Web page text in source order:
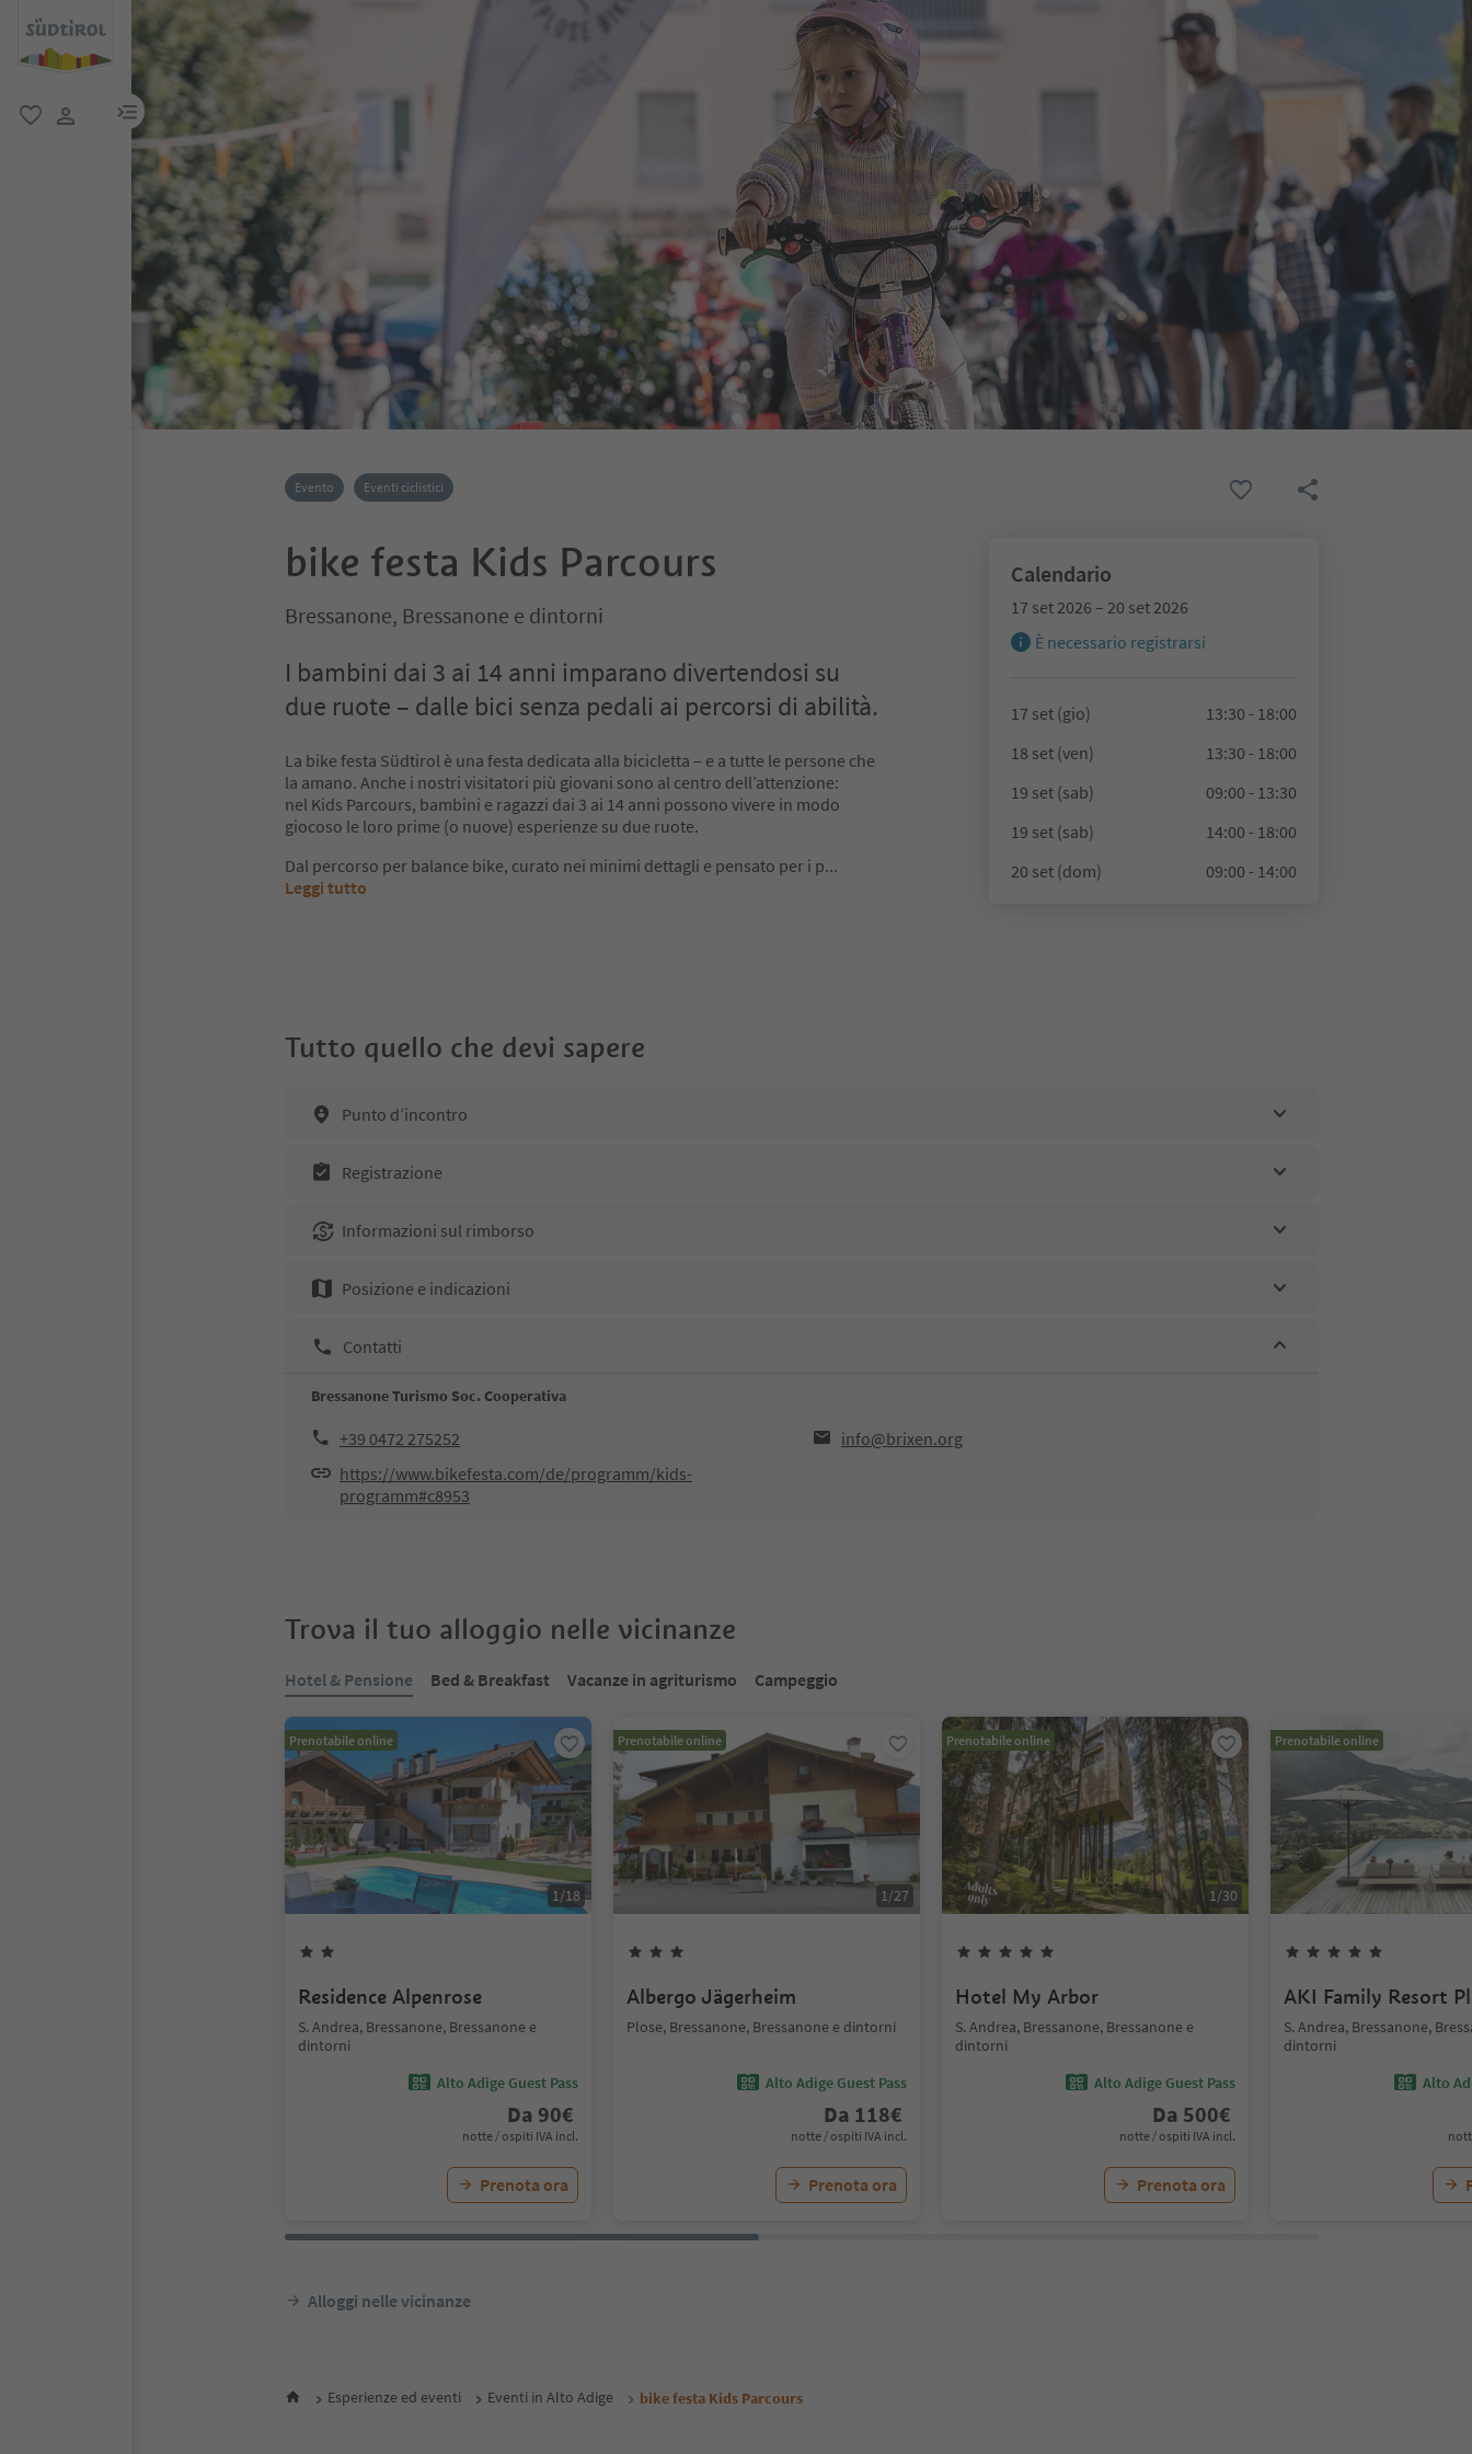
menu link
Evento Eventi ciclistici
bike festa Kids Parcours
Bressanone, Bressanone e dintorni
I bambini dai 3 ai 14 anni imparano divertendosi su
due ruote – dalle bici senza pedali ai percorsi di abilità.
La bike festa Südtirol è una festa dedicata alla bicicletta – e a tutte le persone che
la amano. Anche i nostri visitatori più giovani sono al centro dell’attenzione:
nel Kids Parcours, bambini e ragazzi dai 3 ai 14 anni possono vivere in modo
giocoso le loro prime (o nuove) esperienze su due ruote.
Dal percorso per balance bike, curato nei minimi dettagli e pensato per i p...
Leggi tutto
Calendario
17 set 2026 – 20 set 2026
È necessario registrarsi
17 set (gio)
13:30 - 18:00
18 set (ven)
13:30 - 18:00
19 set (sab)
09:00 - 13:30
19 set (sab)
14:00 - 18:00
20 set (dom)
09:00 - 14:00
Tutto quello che devi sapere
Punto d’incontro
Registrazione
Informazioni sul rimborso
Posizione e indicazioni
Contatti
Bressanone Turismo Soc. Cooperativa
+39 0472 275252
info@brixen.org
https://www.bikefesta.com/de/programm/kids-
programm#c8953
Trova il tuo alloggio nelle vicinanze
Hotel & Pensione Bed & Breakfast Vacanze in agriturismo Campeggio
Prenotabile online
1/18
Residence Alpenrose
S. Andrea, Bressanone, Bressanone e
dintorni
Alto Adige Guest Pass
Da 90€
notte / ospiti IVA incl.
Prenota ora
Prenotabile online
1/27
Albergo Jägerheim
Plose, Bressanone, Bressanone e dintorni
Alto Adige Guest Pass
Da 118€
notte / ospiti IVA incl.
Prenota ora
Prenotabile online
1/30
Hotel My Arbor
S. Andrea, Bressanone, Bressanone e
dintorni
Alto Adige Guest Pass
Da 500€
notte / ospiti IVA incl.
Prenota ora
Prenotabile online
AKI Family Resort
S. Andrea, Bressanone,
dintorni
Alto
Alloggi nelle vicinanze
Esperienze ed eventi Eventi in Alto Adige bike festa Kids Parcours